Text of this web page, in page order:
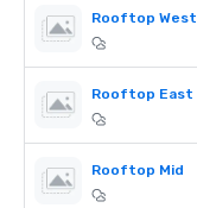
Rooftop West
Rooftop East
Rooftop Mid